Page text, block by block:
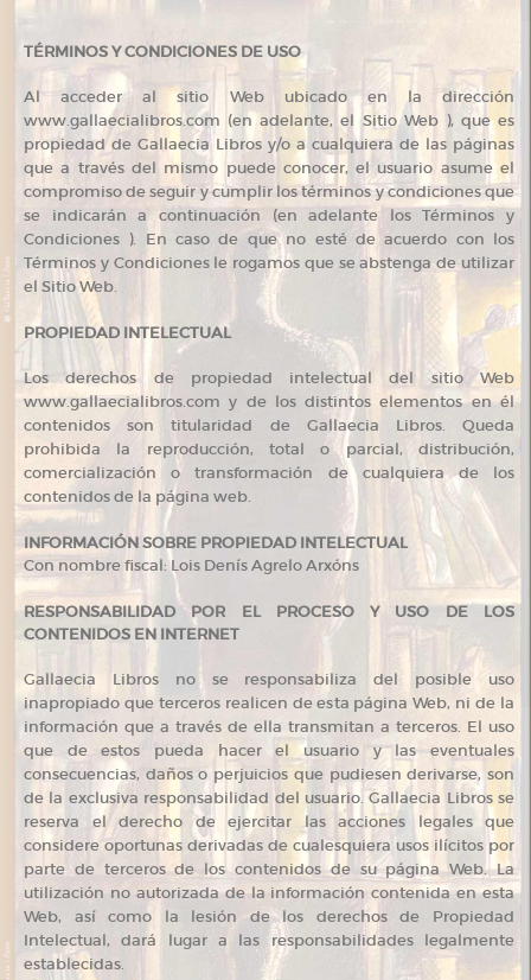
TÉRMINOS Y CONDICIONES DE USO
Al acceder al sitio Web ubicado en la dirección
www.gallaecialibros.com (en adelante, el Sitio Web ), que es
propiedad de Gallaecia Libros y/o a cualquiera de las páginas
que a través del mismo puede conocer, el usuario asume el
compromiso de seguir y cumplir los términos y condiciones que
se indicarán a continuación (en adelante los Términos y
Condiciones ). En caso de que no esté de acuerdo con los
Términos y Condiciones le rogamos que se abstenga de utilizar
el Sitio Web.
PROPIEDAD INTELECTUAL
Los derechos de propiedad intelectual del sitio Web
www.gallaecialibros.com y de los distintos elementos en él
contenidos son titularidad de Gallaecia Libros. Queda
prohibida la reproducción, total o parcial, distribución,
comercialización o transformación de cualquiera de los
contenidos de la página web.
INFORMACIÓN SOBRE PROPIEDAD INTELECTUAL
Con nombre fiscal: Lois Denís Agrelo Arxóns
RESPONSABILIDAD POR EL PROCESO Y USO DE LOS
CONTENIDOS EN INTERNET
Gallaecia Libros no se responsabiliza del posible uso
inapropiado que terceros realicen de esta página Web, ni de la
información que a través de ella transmitan a terceros. El uso
que de estos pueda hacer el usuario y las eventuales
consecuencias, daños o perjuicios que pudiesen derivarse, son
de la exclusiva responsabilidad del usuario. Gallaecia Libros se
reserva el derecho de ejercitar las acciones legales que
considere oportunas derivadas de cualesquiera usos ilícitos por
parte de terceros de los contenidos de su página Web. La
utilización no autorizada de la información contenida en esta
Web, así como la lesión de los derechos de Propiedad
Intelectual, dará lugar a las responsabilidades legalmente
establecidas.